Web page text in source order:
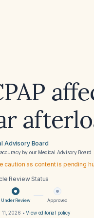
Advisory Board
by our Medical Advisory Board
caution as content is pending
Review Status
Under Review Approved
11, 2026 •View editorial policy